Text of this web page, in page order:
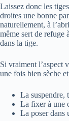
Laissez donc les
droites une bonne
naturellement, à
même sert de refuge
dans la tige.
Si vraiment l’aspect
une fois bien sèche
La suspendre,
La fixer à une
La poser dans